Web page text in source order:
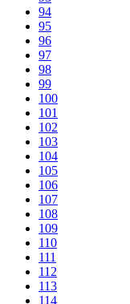
94
95
96
97
98
99
100
101
102
103
104
105
106
107
108
109
110
111
112
113
114